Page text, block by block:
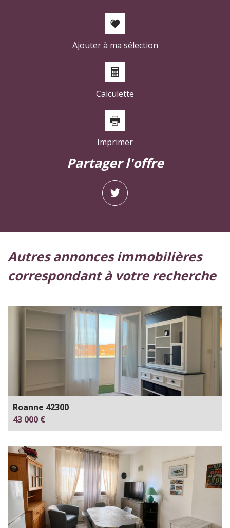
Ajouter à ma sélection
Calculette
Imprimer
partager l'offre
autres annonces immobilières
correspondant à votre recherche
Roanne 42300
43 000 €